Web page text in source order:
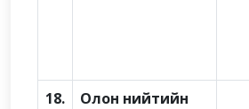
18.
Олон нийтийн